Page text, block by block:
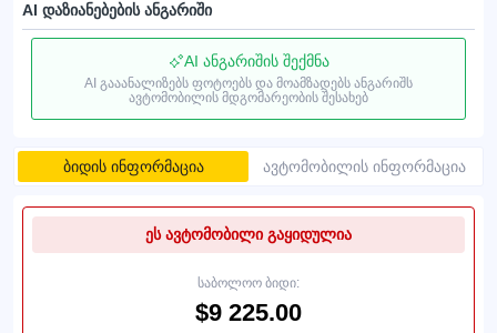
AI დაზიანებების ანგარიში
AI ანგარიშის შექმნა
AI გააანალიზებს ფოტოებს და მოამზადებს ანგარიშს
ავტომობილის მდგომარეობის შესახებ
ბიდის ინფორმაცია ავტომობილის ინფორმაცია
ეს ავტომობილი გაყიდულია
საბოლოო ბიდი:
$9 225.00